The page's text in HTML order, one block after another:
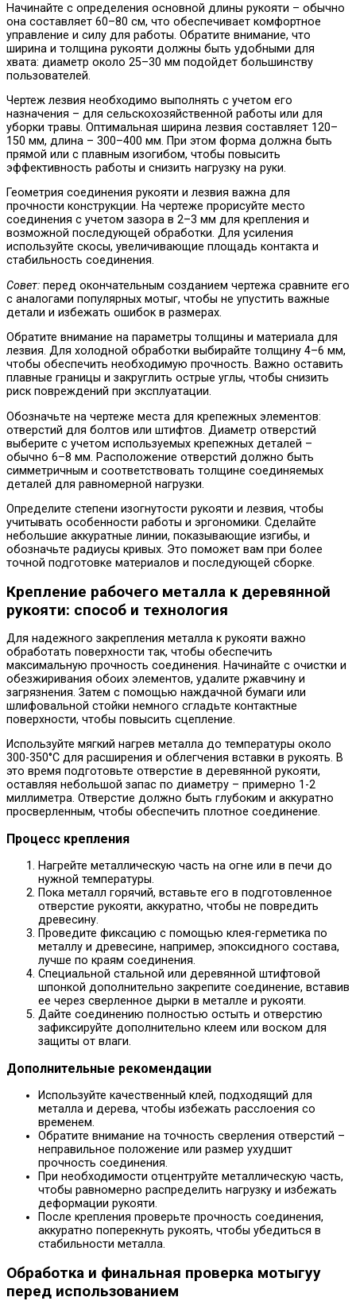
Начинайте с определения основной длины рукояти – обычно
она составляет 60–80 см, что обеспечивает комфортное
управление и силу для работы. Обратите внимание, что
ширина и толщина рукояти должны быть удобными для
хвата: диаметр около 25–30 мм подойдет большинству
пользователей.
Чертеж лезвия необходимо выполнять с учетом его
назначения – для сельскохозяйственной работы или для
уборки травы. Оптимальная ширина лезвия составляет 120–
150 мм, длина – 300–400 мм. При этом форма должна быть
прямой или с плавным изогибом, чтобы повысить
эффективность работы и снизить нагрузку на руки.
Геометрия соединения рукояти и лезвия важна для
прочности конструкции. На чертеже прорисуйте место
соединения с учетом зазора в 2–3 мм для крепления и
возможной последующей обработки. Для усиления
используйте скосы, увеличивающие площадь контакта и
стабильность соединения.
Совет: перед окончательным созданием чертежа сравните его
с аналогами популярных мотыг, чтобы не упустить важные
детали и избежать ошибок в размерах.
Обратите внимание на параметры толщины и материала для
лезвия. Для холодной обработки выбирайте толщину 4–6 мм,
чтобы обеспечить необходимую прочность. Важно оставить
плавные границы и закруглить острые углы, чтобы снизить
риск повреждений при эксплуатации.
Обозначьте на чертеже места для крепежных элементов:
отверстий для болтов или штифтов. Диаметр отверстий
выберите с учетом используемых крепежных деталей –
обычно 6–8 мм. Расположение отверстий должно быть
симметричным и соответствовать толщине соединяемых
деталей для равномерной нагрузки.
Определите степени изогнутости рукояти и лезвия, чтобы
учитывать особенности работы и эргономики. Сделайте
небольшие аккуратные линии, показывающие изгибы, и
обозначьте радиусы кривых. Это поможет вам при более
точной подготовке материалов и последующей сборке.
Крепление рабочего металла к деревянной
рукояти: способ и технология
Для надежного закрепления металла к рукояти важно
обработать поверхности так, чтобы обеспечить
максимальную прочность соединения. Начинайте с очистки и
обезжиривания обоих элементов, удалите ржавчину и
загрязнения. Затем с помощью наждачной бумаги или
шлифовальной стойки немного сгладьте контактные
поверхности, чтобы повысить сцепление.
Используйте мягкий нагрев металла до температуры около
300-350°С для расширения и облегчения вставки в рукоять. В
это время подготовьте отверстие в деревянной рукояти,
оставляя небольшой запас по диаметру – примерно 1-2
миллиметра. Отверстие должно быть глубоким и аккуратно
просверленным, чтобы обеспечить плотное соединение.
Процесс крепления
Нагрейте металлическую часть на огне или в печи до
нужной температуры.
Пока металл горячий, вставьте его в подготовленное
отверстие рукояти, аккуратно, чтобы не повредить
древесину.
Проведите фиксацию с помощью клея-герметика по
металлу и древесине, например, эпоксидного состава,
лучше по краям соединения.
Специальной стальной или деревянной штифтовой
шпонкой дополнительно закрепите соединение, вставив
ее через сверленное дырки в металле и рукояти.
Дайте соединению полностью остыть и отверстию
зафиксируйте дополнительно клеем или воском для
защиты от влаги.
Дополнительные рекомендации
Используйте качественный клей, подходящий для
металла и дерева, чтобы избежать расслоения со
временем.
Обратите внимание на точность сверления отверстий –
неправильное положение или размер ухудшит
прочность соединения.
При необходимости отцентруйте металлическую часть,
чтобы равномерно распределить нагрузку и избежать
деформации рукояти.
После крепления проверьте прочность соединения,
аккуратно поперекнуть рукоять, чтобы убедиться в
стабильности металла.
Обработка и финальная проверка мотыгуу
перед использованием